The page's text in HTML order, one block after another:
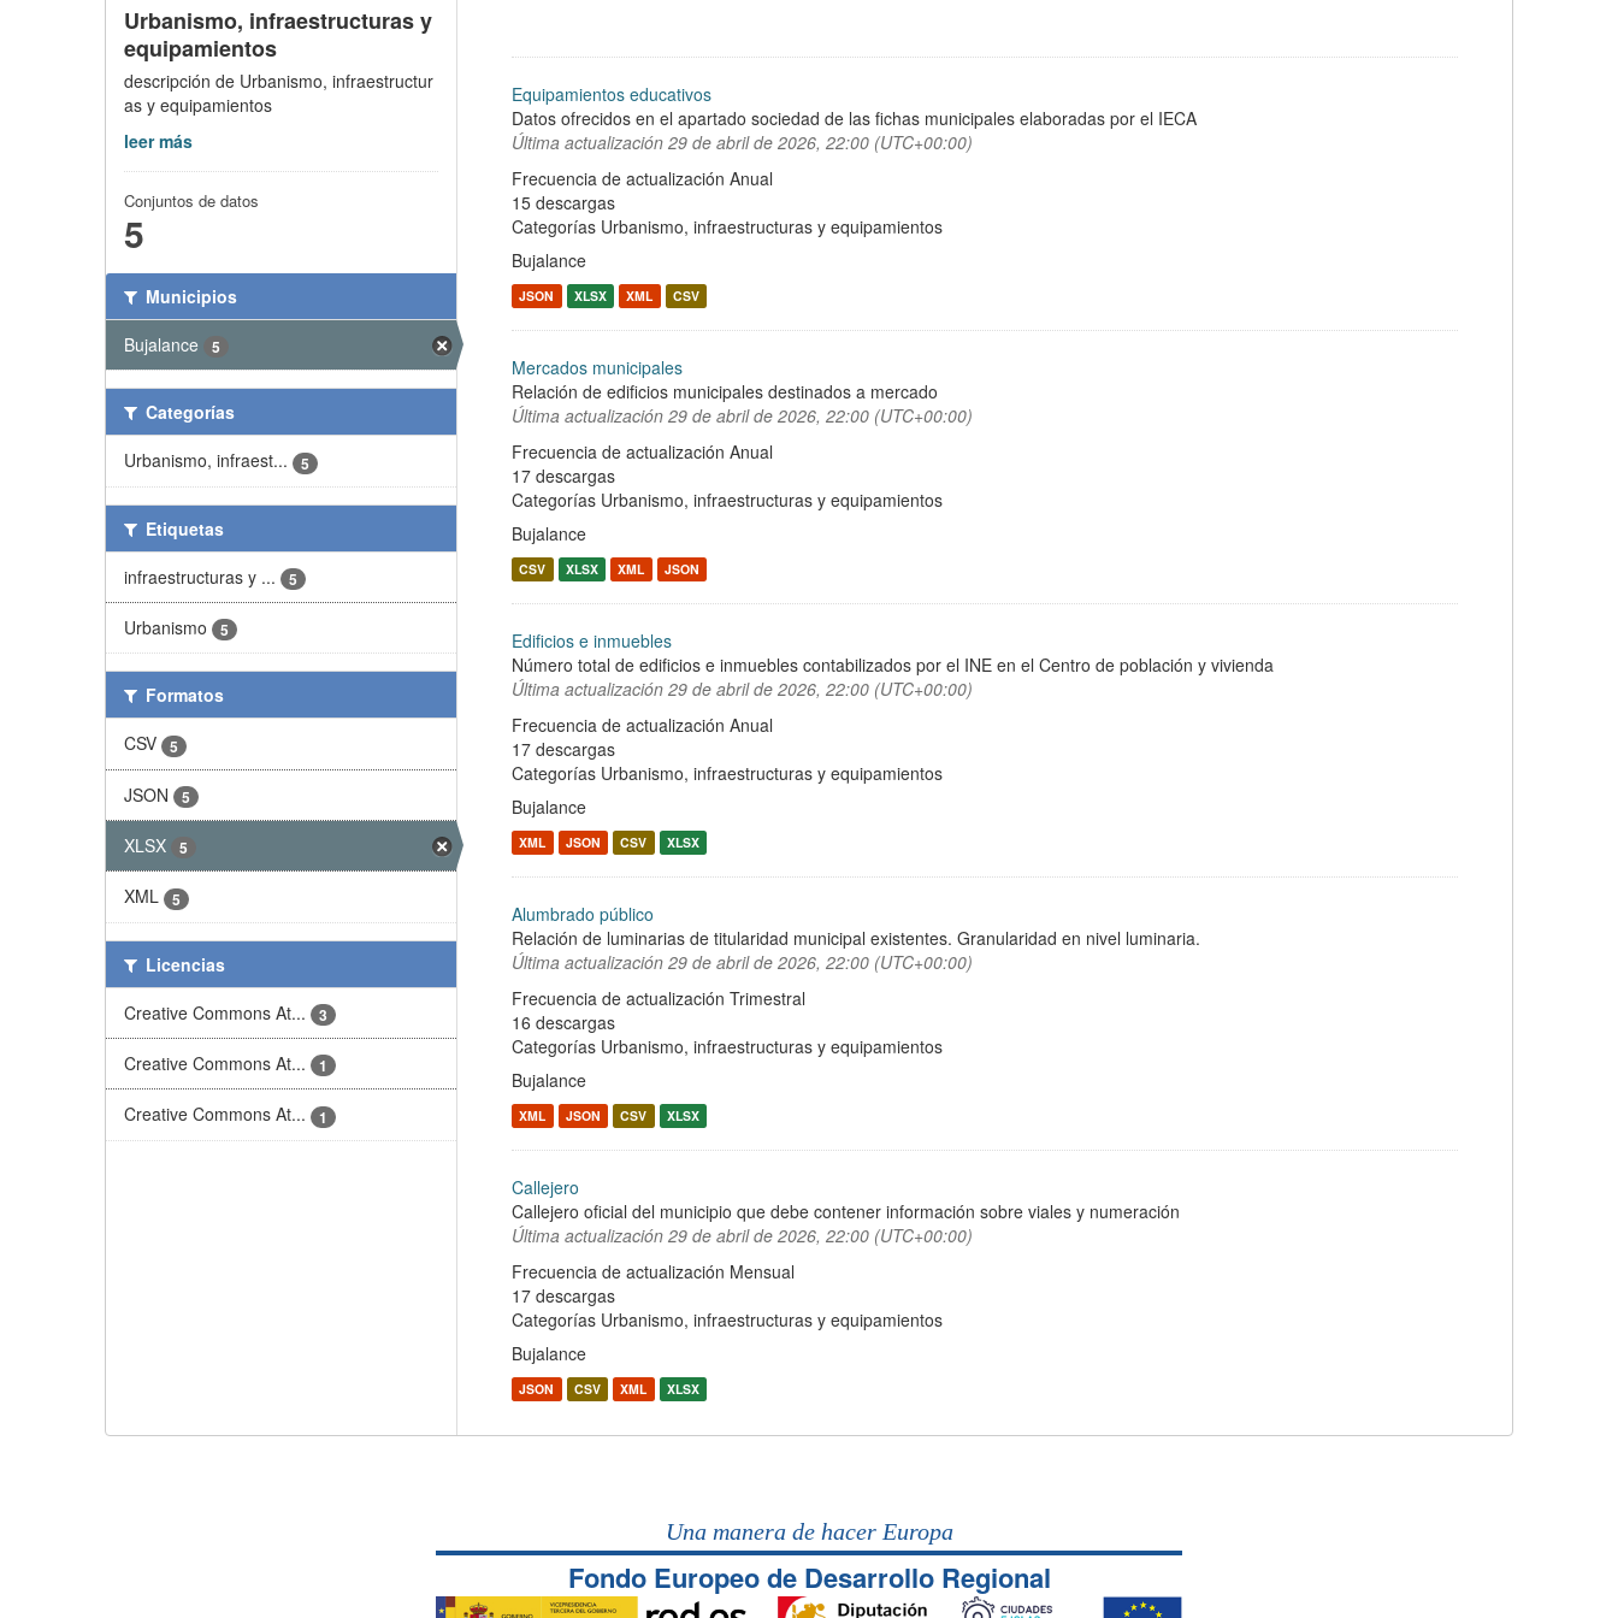
Urbanismo, infraestructuras y
equipamientos
descripción de Urbanismo, infraestructur
as y equipamientos
leer más
Conjuntos de datos
5
Municipios
Bujalance
5
Categorías
Urbanismo, infraest...
5
Etiquetas
infraestructuras y ...
5
Urbanismo 5
Formatos
CSV
5
JSON 5
XLSX 5
XML 5
Licencias
Creative Commons At...
3
Creative Commons At... 1
Creative Commons At... 1
Equipamientos educativos
Datos ofrecidos en el apartado sociedad de las fichas municipales elaboradas por el IECA
Última actualización 29 de abril de 2026, 22:00 (UTC+00:00)
Frecuencia de actualización Anual
15 descargas
Categorías Urbanismo, infraestructuras y equipamientos
Bujalance
JSON XLSX XML CSV
Mercados municipales
Relación de edificios municipales destinados a mercado
Última actualización 29 de abril de 2026, 22:00 (UTC+00:00)
Frecuencia de actualización Anual
17 descargas
Categorías Urbanismo, infraestructuras y equipamientos
Bujalance
CSV XLSX XML JSON
Edificios e inmuebles
Número total de edificios e inmuebles contabilizados por el INE en el Centro de población y vivienda
Última actualización 29 de abril de 2026, 22:00 (UTC+00:00)
Frecuencia de actualización Anual
17 descargas
Categorías Urbanismo, infraestructuras y equipamientos
Bujalance
XML JSON CSV XLSX
Alumbrado público
Relación de luminarias de titularidad municipal existentes. Granularidad en nivel luminaria.
Última actualización 29 de abril de 2026, 22:00 (UTC+00:00)
Frecuencia de actualización Trimestral
16 descargas
Categorías Urbanismo, infraestructuras y equipamientos
Bujalance
XML JSON CSV XLSX
Callejero
Callejero oficial del municipio que debe contener información sobre viales y numeración
Última actualización 29 de abril de 2026, 22:00 (UTC+00:00)
Frecuencia de actualización Mensual
17 descargas
Categorías Urbanismo, infraestructuras y equipamientos
Bujalance
JSON CSV XML XLSX
Una manera de hacer Europa
Fondo Europeo de Desarrollo Regional